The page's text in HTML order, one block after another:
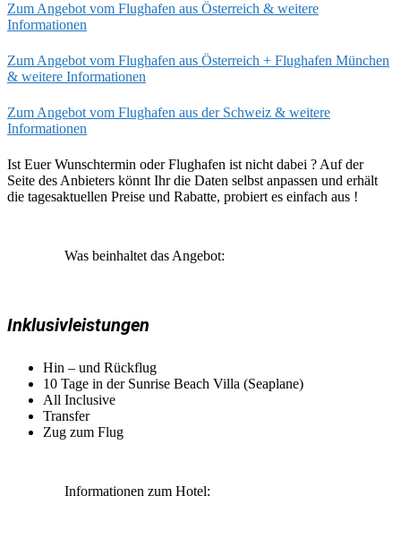
Zum Angebot vom Flughafen aus Österreich & weitere
Informationen
Zum Angebot vom Flughafen aus Österreich + Flughafen München
& weitere Informationen
Zum Angebot vom Flughafen aus der Schweiz & weitere
Informationen
Ist Euer Wunschtermin oder Flughafen ist nicht dabei ? Auf der
Seite des Anbieters könnt Ihr die Daten selbst anpassen und erhält
die tagesaktuellen Preise und Rabatte, probiert es einfach aus !
Was beinhaltet das Angebot:
Inklusivleistungen
Hin – und Rückflug
10 Tage in der Sunrise Beach Villa (Seaplane)
All Inclusive
Transfer
Zug zum Flug
Informationen zum Hotel: